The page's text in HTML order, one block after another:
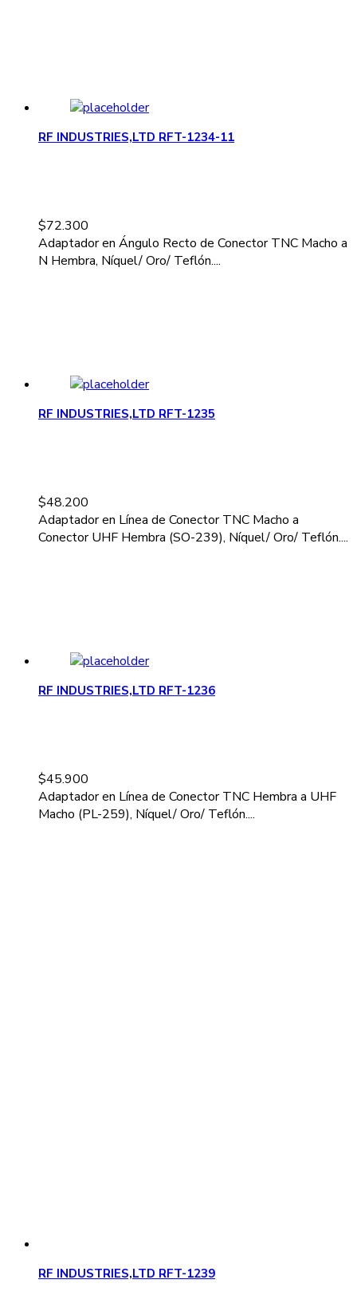
RF INDUSTRIES,LTD RFT-1234-11
$72.300
Adaptador en Ángulo Recto de Conector TNC Macho a
N Hembra, Níquel/ Oro/ Teflón....
RF INDUSTRIES,LTD RFT-1235
$48.200
Adaptador en Línea de Conector TNC Macho a
Conector UHF Hembra (SO-239), Níquel/ Oro/ Teflón....
RF INDUSTRIES,LTD RFT-1236
$45.900
Adaptador en Línea de Conector TNC Hembra a UHF
Macho (PL-259), Níquel/ Oro/ Teflón....
RF INDUSTRIES,LTD RFT-1239